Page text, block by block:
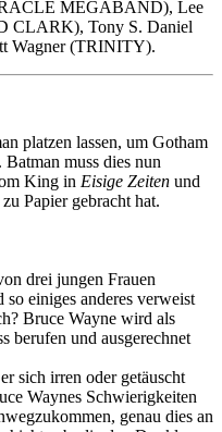
MEGABAND), Lee
CLARK), Tony S. Daniel
Wagner (TRINITY).
platzen lassen, um Gotham
Batman muss dies nun
King in Eisige Zeiten und
Papier gebracht hat.
drei jungen Frauen
einiges anderes verweist
Bruce Wayne wird als
berufen und ausgerechnet
sich irren oder getäuscht
Waynes Schwierigkeiten
genau dies an